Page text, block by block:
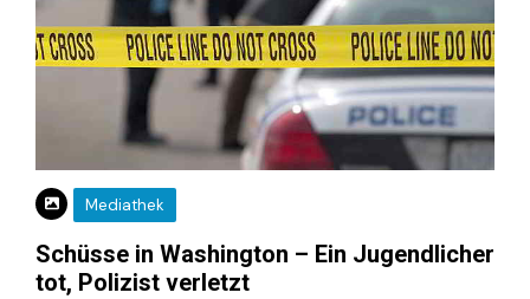
Mediathek
Schüsse in Washington – Ein Jugendlicher
tot, Polizist verletzt